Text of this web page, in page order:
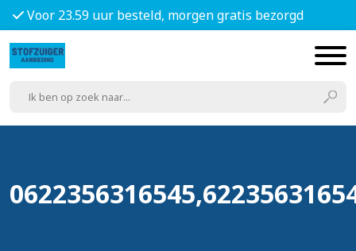
Voor 23.59 uur besteld, morgen gratis bezorgd